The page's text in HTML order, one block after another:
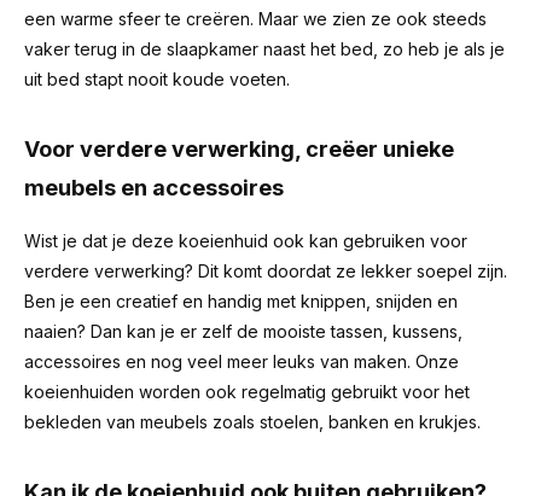
een warme sfeer te creëren. Maar we zien ze ook steeds
vaker terug in de slaapkamer naast het bed, zo heb je als je
uit bed stapt nooit koude voeten.
Voor verdere verwerking, creëer unieke
meubels en accessoires
Wist je dat je deze koeienhuid ook kan gebruiken voor
verdere verwerking? Dit komt doordat ze lekker soepel zijn.
Ben je een creatief en handig met knippen, snijden en
naaien? Dan kan je er zelf de mooiste tassen, kussens,
accessoires en nog veel meer leuks van maken. Onze
koeienhuiden worden ook regelmatig gebruikt voor het
bekleden van meubels zoals stoelen, banken en krukjes.